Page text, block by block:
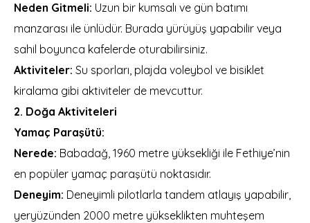
Neden Gitmeli: Uzun bir kumsalı ve gün batımı
manzarası ile ünlüdür. Burada yürüyüş yapabilir veya
sahil boyunca kafelerde oturabilirsiniz.
Aktiviteler: Su sporları, plajda voleybol ve bisiklet
kiralama gibi aktiviteler de mevcuttur.
2. Doğa Aktiviteleri
Yamaç Paraşütü:
Nerede: Babadağ, 1960 metre yüksekliği ile Fethiye’nin
en popüler yamaç paraşütü noktasıdır.
Deneyim: Deneyimli pilotlarla tandem atlayış yapabilir,
yeryüzünden 2000 metre yükseklikten muhteşem